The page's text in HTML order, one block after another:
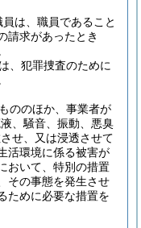
は、職員であること
請求があったとき
、犯罪捜査のために
ののほか、事業者が
、騒音、振動、悪臭
せ、又は浸透させて
活環境に係る被害が
おいて、特別の措置
その事態を発生させ
ために必要な措置を